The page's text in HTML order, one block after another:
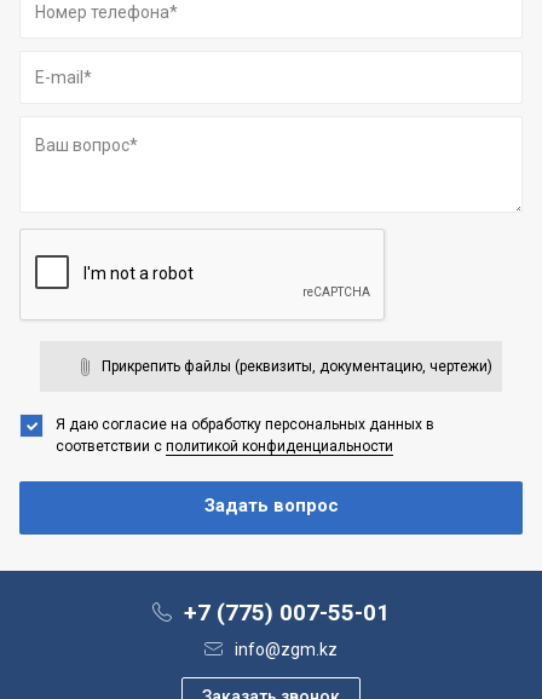
Прикрепить файлы (реквизиты, документацию, чертежи)
Я даю согласие на обработку персональных данных в
соответствии с политикой конфиденциальности
+7 (775) 007-55-01
info@zgm.kz